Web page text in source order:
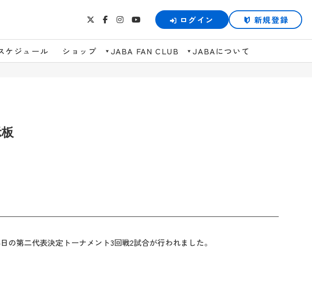
ログイン 新規登録
ケジュール ショップ JABA FAN CLUB JABAについて
第二代表決定トーナメント3回戦2試合が行われました。